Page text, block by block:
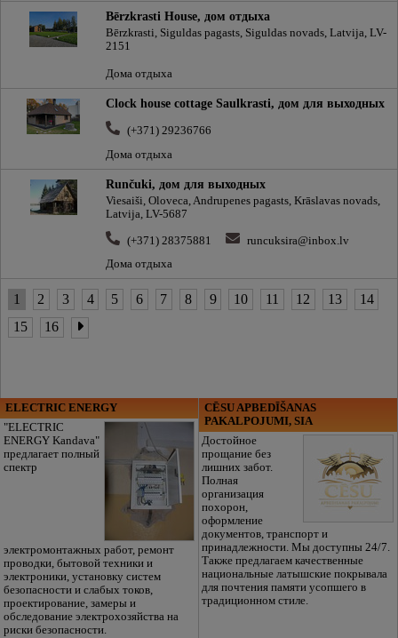
Bērzkrasti House, дом отдыха
Bērzkrasti, Siguldas pagasts, Siguldas novads, Latvija, LV-
2151
Дома отдыха
Clock house cottage Saulkrasti, дом для выходных
(+371) 29236766
Дома отдыха
Runčuki, дом для выходных
Viesaiši, Oloveca, Andrupenes pagasts, Krāslavas novads,
Latvija, LV-5687
(+371) 28375881
runcuksira@inbox.lv
Дома отдыха
1 2 3 4 5 6 7 8 9 10 11 12 13
14
15
16
ELECTRIC ENERGY
"ELECTRIC
ENERGY Kandava"
предлагает полный
спектр
электромонтажных работ, ремонт
проводки, бытовой техники и
электроники, установку систем
безопасности и слабых токов,
проектирование, замеры и
обследование электрохозяйства на
риски безопасности.
CĒSU APBEDĪŠANAS
PAKALPOJUMI, SIA
Достойное
прощание без
лишних забот.
Полная
организация
похорон,
оформление
документов, транспорт и
принадлежности. Мы доступны 24/7.
Также предлагаем качественные
национальные латышские покрывала
для почтения памяти усопшего в
традиционном стиле.